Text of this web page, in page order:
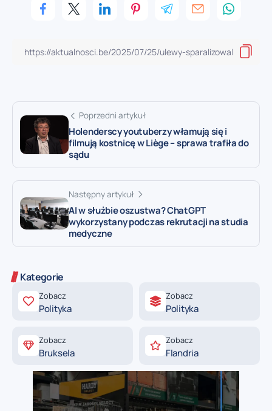
Poprzedni artykuł
Holenderscy youtuberzy włamują się i
filmują kostnicę w Liège – sprawa trafiła do
sądu
Następny artykuł
AI w służbie oszustwa? ChatGPT
wykorzystany podczas rekrutacji na studia
medyczne
Kategorie
Zobacz
Polityka
Zobacz
Polityka
Zobacz
Bruksela
Zobacz
Flandria